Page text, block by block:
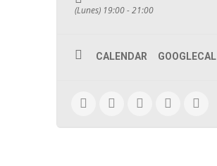
(Lunes) 19:00 - 21:00
CALENDAR GOOGLECAL